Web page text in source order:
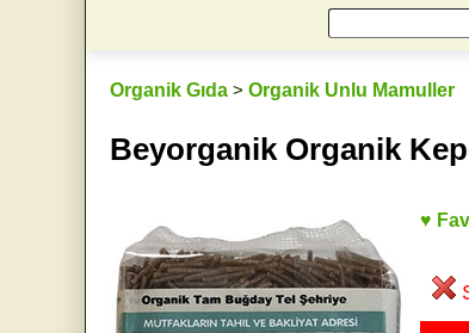
Organik Gıda > Organik Unlu Mamuller
Beyorganik Organik
♥